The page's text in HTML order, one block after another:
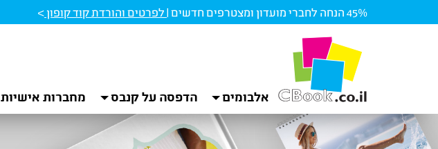
45% הנחה לחברי מועדון ומצטרפים חדשים | לפרטים והורדת קוד קופון>
אלבומים הדפסה על קנבס מחברות אישיות